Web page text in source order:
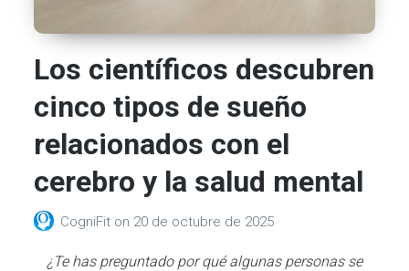
Los científicos descubren
cinco tipos de sueño
relacionados con el
cerebro y la salud mental
CogniFit on 20 de octubre de 2025
¿Te has preguntado por qué algunas personas se